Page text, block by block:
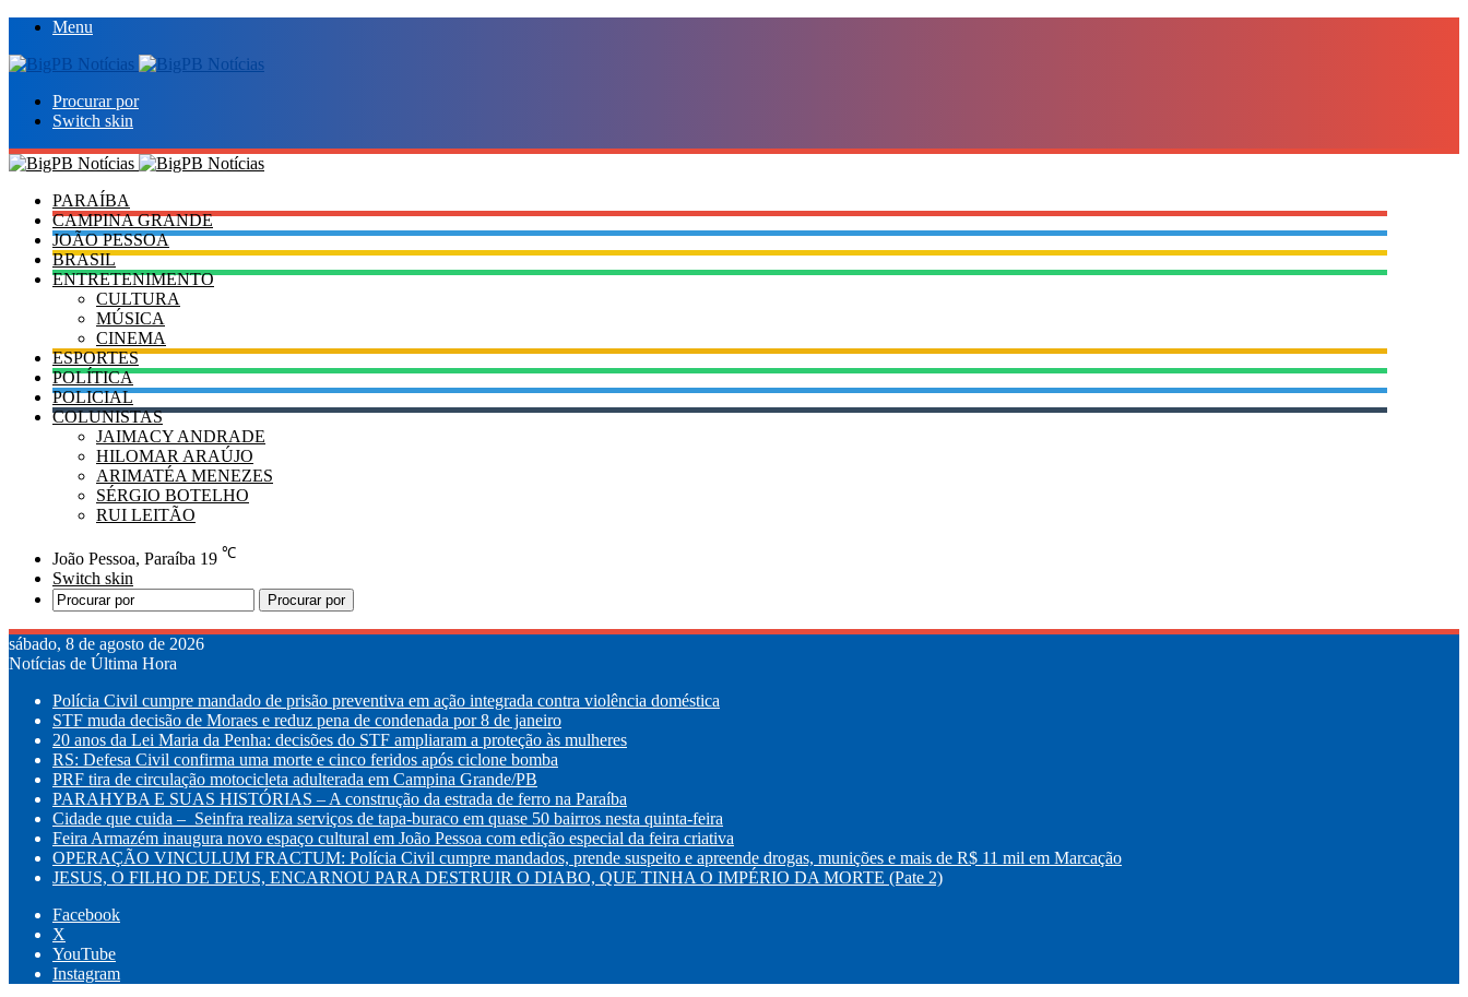
Menu
Procurar por
Switch skin
PARAÍBA
CAMPINA GRANDE
JOÃO PESSOA
BRASIL
ENTRETENIMENTO
CULTURA
MÚSICA
CINEMA
ESPORTES
POLÍTICA
POLICIAL
COLUNISTAS
JAIMACY ANDRADE
HILOMAR ARAÚJO
ARIMATÉA MENEZES
SÉRGIO BOTELHO
RUI LEITÃO
João Pessoa, Paraíba 19 ℃
Switch skin
Procurar por
sábado, 8 de agosto de 2026
Notícias de Última Hora
Polícia Civil cumpre mandado de prisão preventiva em ação integrada contra violência doméstica
STF muda decisão de Moraes e reduz pena de condenada por 8 de janeiro
20 anos da Lei Maria da Penha: decisões do STF ampliaram a proteção às mulheres
RS: Defesa Civil confirma uma morte e cinco feridos após ciclone bomba
PRF tira de circulação motocicleta adulterada em Campina Grande/PB
PARAHYBA E SUAS HISTÓRIAS – A construção da estrada de ferro na Paraíba
Cidade que cuida – Seinfra realiza serviços de tapa-buraco em quase 50 bairros nesta quinta-feira
Feira Armazém inaugura novo espaço cultural em João Pessoa com edição especial da feira criativa
OPERAÇÃO VINCULUM FRACTUM: Polícia Civil cumpre mandados, prende suspeito e apreende drogas, munições e mais de R$ 11 mil em Marcação
JESUS, O FILHO DE DEUS, ENCARNOU PARA DESTRUIR O DIABO, QUE TINHA O IMPÉRIO DA MORTE (Pate 2)
Facebook
X
YouTube
Instagram